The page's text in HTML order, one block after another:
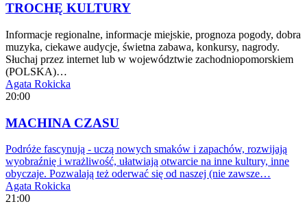
TROCHĘ KULTURY
Informacje regionalne, informacje miejskie, prognoza pogody, dobra
muzyka, ciekawe audycje, świetna zabawa, konkursy, nagrody.
Słuchaj przez internet lub w województwie zachodniopomorskiem
(POLSKA)…
Agata Rokicka
20:00
MACHINA CZASU
Podróże fascynują - uczą nowych smaków i zapachów, rozwijają
wyobraźnię i wrażliwość, ułatwiają otwarcie na inne kultury, inne
obyczaje. Pozwalają też oderwać się od naszej (nie zawsze…
Agata Rokicka
21:00